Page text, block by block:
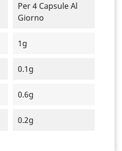
Per 4 Capsule Al
Giorno
1g
0.1g
0.6g
0.2g